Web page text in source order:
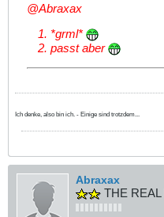
@Abraxax
*grml*
passt aber
Ich denke, also bin ich. - Einige sind trotzdem...
Abraxax
THE